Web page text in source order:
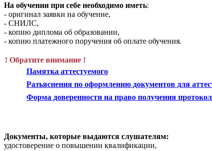
На обучении при себе необходимо иметь:
- оригинал заявки на обучение,
- СНИЛС,
- копию диплома об образовании,
- копию платежного поручения об оплате обучения.
! Обратите внимание !
Памятка аттестуемого
Разъяснения по оформлению документов для
Форма доверенности на право получения
Документы, которые выдаются слушателям:
удостоверение о повышении квалификации,